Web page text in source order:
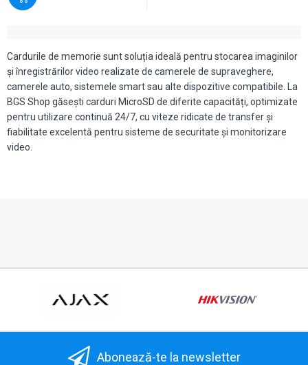
Cardurile de memorie sunt soluția ideală pentru stocarea imaginilor
și înregistrărilor video realizate de camerele de supraveghere,
camerele auto, sistemele smart sau alte dispozitive compatibile. La
BGS Shop găsești carduri MicroSD de diferite capacități, optimizate
pentru utilizare continuă 24/7, cu viteze ridicate de transfer și
fiabilitate excelentă pentru sisteme de securitate și monitorizare
video.
Abonează-te la newsletter